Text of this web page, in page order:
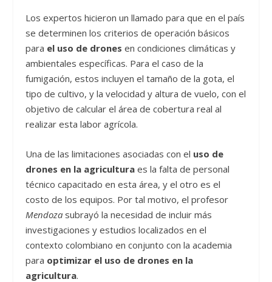
Los expertos hicieron un llamado para que en el país
se determinen los criterios de operación básicos
para el uso de drones en condiciones climáticas y
ambientales específicas. Para el caso de la
fumigación, estos incluyen el tamaño de la gota, el
tipo de cultivo, y la velocidad y altura de vuelo, con el
objetivo de calcular el área de cobertura real al
realizar esta labor agrícola.
Una de las limitaciones asociadas con el uso de
drones en la agricultura es la falta de personal
técnico capacitado en esta área, y el otro es el
costo de los equipos. Por tal motivo, el profesor
Mendoza subrayó la necesidad de incluir más
investigaciones y estudios localizados en el
contexto colombiano en conjunto con la academia
para optimizar el uso de drones en la
agricultura.